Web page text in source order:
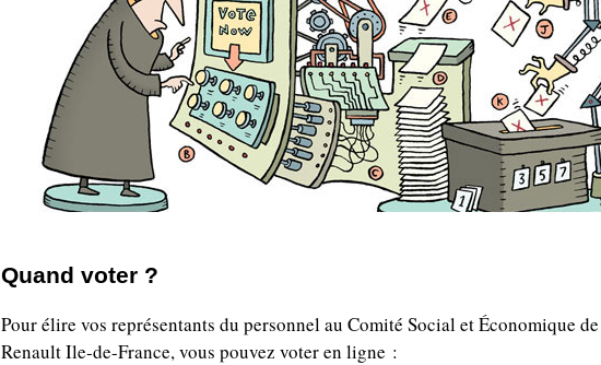
Quand voter ?
Pour élire vos représentants du personnel au Comité Social et Économique
Renault Ile-de-France, vous pouvez voter en ligne :